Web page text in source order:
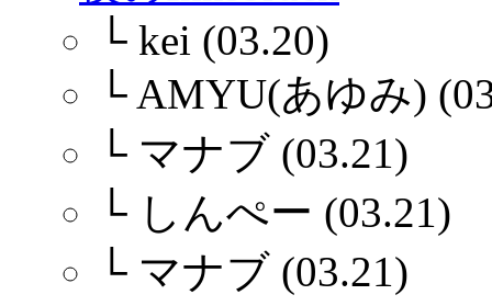
└ kei (03.20)
└ AMYU(あゆみ)
└ マナブ (03.21)
└ しんぺー (03.21)
└ マナブ (03.21)